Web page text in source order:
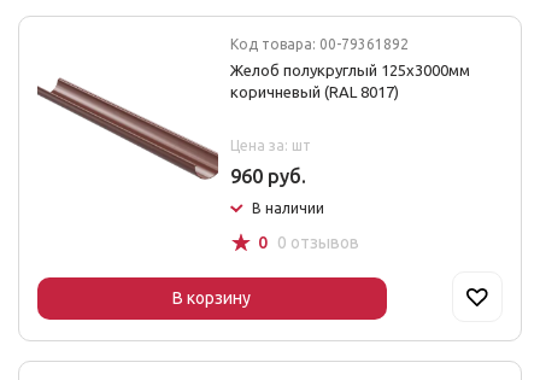
Код товара: 00-79361892
Желоб полукруглый 125х3000мм
коричневый (RAL 8017)
Цена за: шт
960 руб.
В наличии
☆ 0 0 отзывов
В корзину